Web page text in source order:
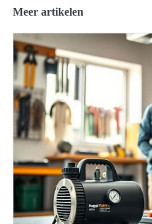
Meer artikelen